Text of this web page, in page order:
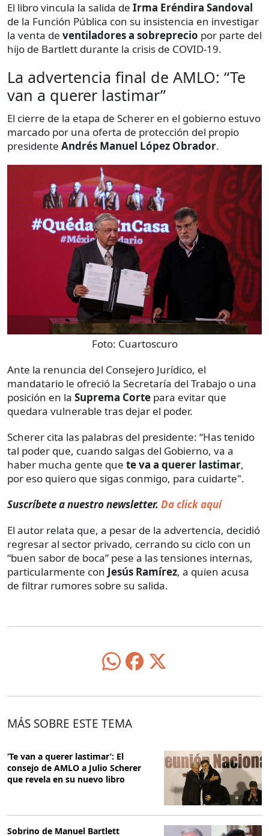
El libro vincula la salida de Irma Eréndira Sandoval
de la Función Pública con su insistencia en investigar
la venta de ventiladores a sobreprecio por parte del
hijo de Bartlett durante la crisis de COVID-19.
La advertencia final de AMLO: “Te
van a querer lastimar”
El cierre de la etapa de Scherer en el gobierno estuvo
marcado por una oferta de protección del propio
presidente Andrés Manuel López Obrador.
Foto: Cuartoscuro
Ante la renuncia del Consejero Jurídico, el
mandatario le ofreció la Secretaría del Trabajo o una
posición en la Suprema Corte para evitar que
quedara vulnerable tras dejar el poder.
Scherer cita las palabras del presidente: “Has tenido
tal poder que, cuando salgas del Gobierno, va a
haber mucha gente que te va a querer lastimar,
por eso quiero que sigas conmigo, para cuidarte".
Suscríbete a nuestro newsletter. Da click aquí
El autor relata que, a pesar de la advertencia, decidió
regresar al sector privado, cerrando su ciclo con un
“buen sabor de boca” pese a las tensiones internas,
particularmente con Jesús Ramírez, a quien acusa
de filtrar rumores sobre su salida.
MÁS SOBRE ESTE TEMA
‘Te van a querer lastimar’: El
consejo de AMLO a Julio Scherer
que revela en su nuevo libro
Sobrino de Manuel Bartlett